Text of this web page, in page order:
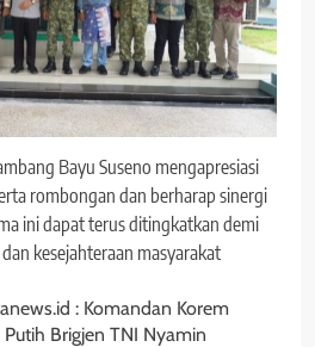
Bayu Suseno mengapresiasi
rombongan dan berharap sinergi
ini dapat terus ditingkatkan demi
kesejahteraan masyarakat
: Komandan Korem
Brigjen TNI Nyamin